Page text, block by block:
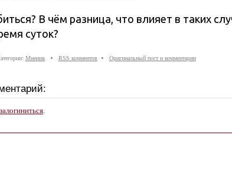
В чём разница, что влияет в таких
суток?
Мнения. RSS комментов Оригинальный пост и комментарии
залогиниться.